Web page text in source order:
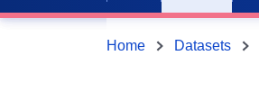
Home Datasets